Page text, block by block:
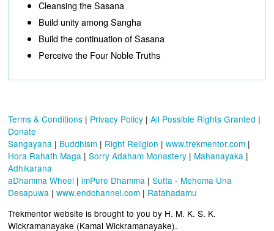
Cleansing the Sasana
Build unity among Sangha
Build the continuation of Sasana
Perceive the Four Noble Truths
Terms & Conditions | Privacy Policy | All Possible Rights Granted |
Donate
Sangayana | Buddhism | Right Religion | www.trekmentor.com |
Hora Rahath Maga | Sorry Adaham Monastery | Mahanayaka |
Adhikarana
aDhamma Wheel | imPure Dhamma | Sutta - Mehema Una
Desapuwa | www.endchannel.com | Ratahadamu
Trekmentor website is brought to you by H. M. K. S. K.
Wickramanayake (Kamal Wickramanayake).